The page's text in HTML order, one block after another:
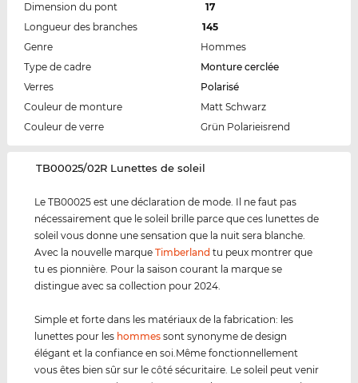
Dimension du pont
17
Longueur des branches
145
Genre
Hommes
Type de cadre
Monture cerclée
Verres
Polarisé
Couleur de monture
Matt Schwarz
Couleur de verre
Grün Polarieisrend
‌TB00025/02R Lunettes de soleil
Le TB00025 est une déclaration de mode. Il ne faut pas
nécessairement que le soleil brille parce que ces lunettes de
soleil vous donne une sensation que la nuit sera blanche.
Avec la nouvelle marqueTimberland tu peux montrer que
tu es pionnière. Pour la saison courant la marque se
distingue avec sa collection pour 2024.
Simple et forte dans les matériaux de la fabrication: les
lunettes pour les hommes sont synonyme de design
élégant et la confiance en soi.Même fonctionnellement
vous êtes bien sûr sur le côté sécuritaire. Le soleil peut venir